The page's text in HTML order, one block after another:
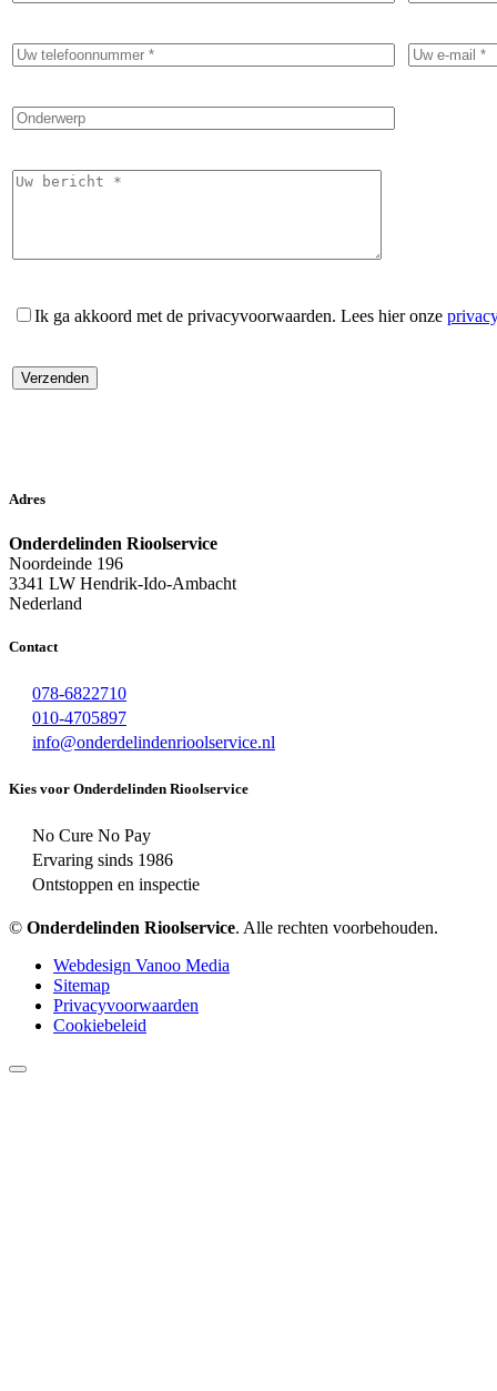
Ik ga akkoord met de privacyvoorwaarden. Lees hier onze
Adres
Onderdelinden Rioolservice
Noordeinde 196
3341 LW Hendrik-Ido-Ambacht
Nederland
Contact
078-6822710
010-4705897
info@onderdelindenrioolservice.nl
Kies voor Onderdelinden Rioolservice
No Cure No Pay
Ervaring sinds 1986
Ontstoppen en inspectie
© Onderdelinden Rioolservice. Alle rechten voorbehouden.
Webdesign Vanoo Media
Sitemap
Privacyvoorwaarden
Cookiebeleid